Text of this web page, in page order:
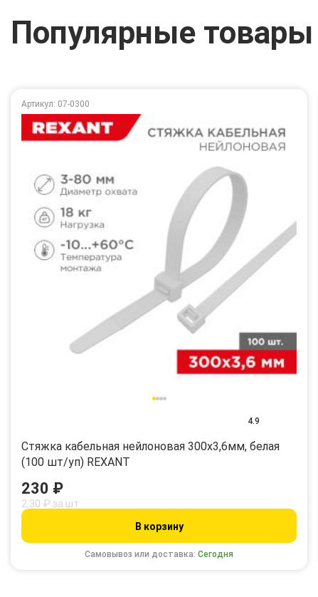
Популярные товары
Артикул: 07-0300
4.9
Стяжка кабельная нейлоновая 300x3,6мм, белая
(100 шт/уп) REXANT
Самовывоз или доставка:Сегодня
230 ₽
2.30 ₽ за шт
В корзину